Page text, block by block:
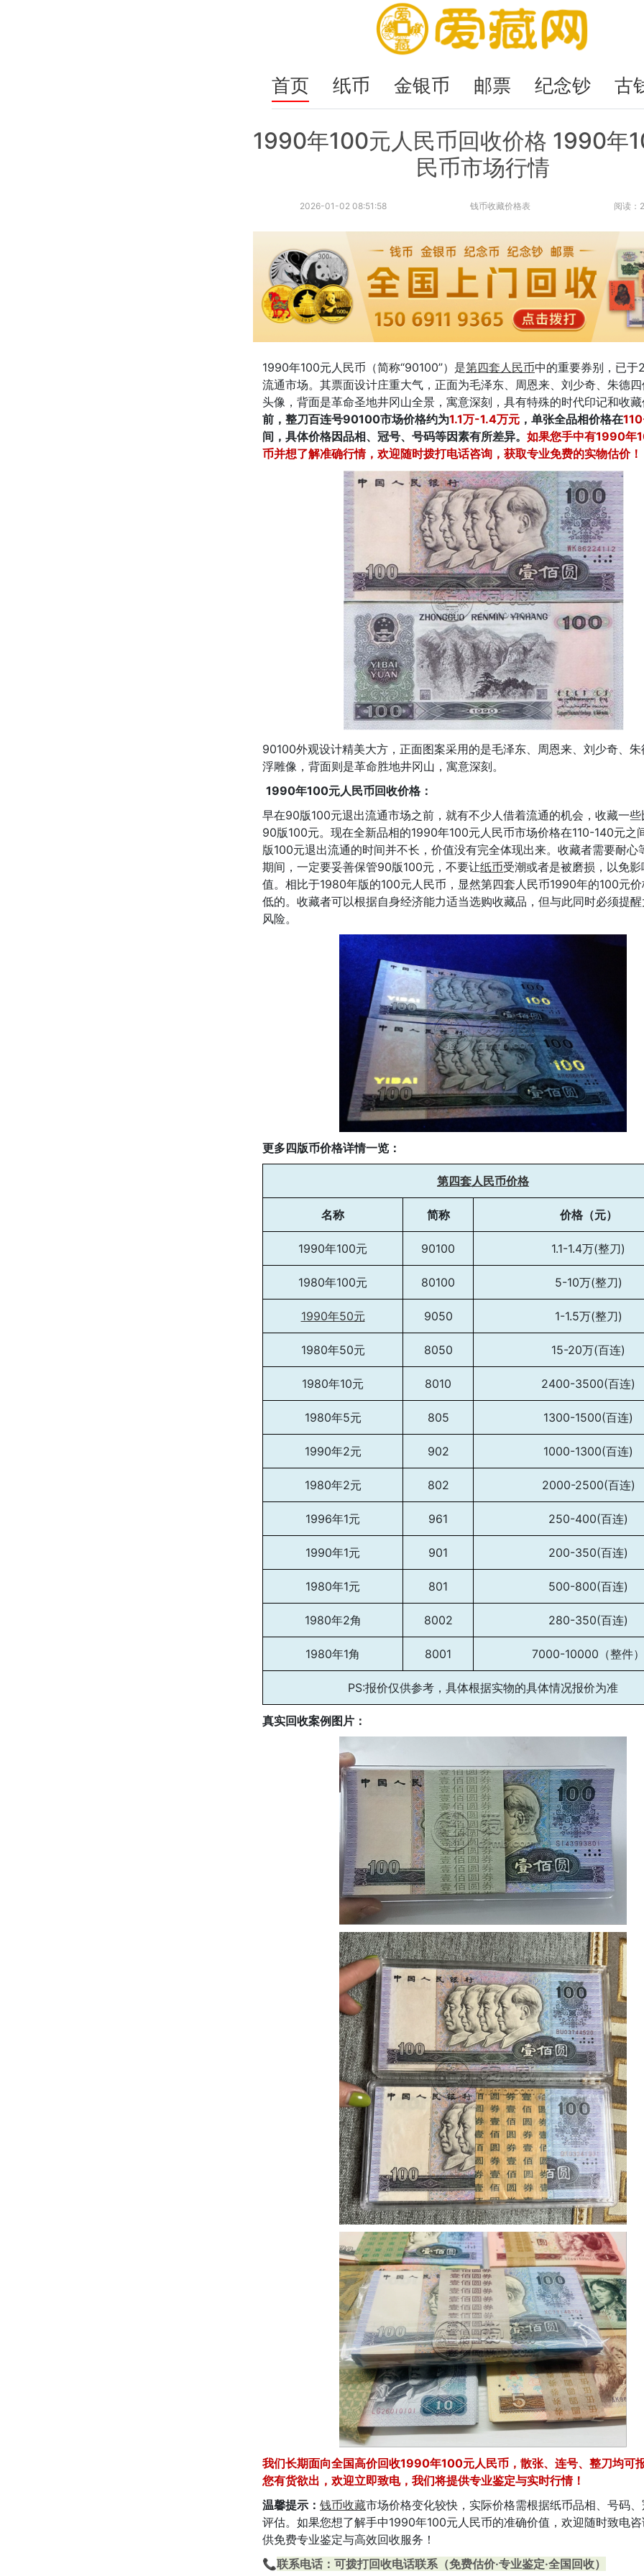
首页 纸币 金银币 邮票 纪念钞 古
1990年100元人民币回收价格 1990年
民币市场行情
2026-01-02 08:51:58 钱币收藏价格表 阅读：
1990年100元人民币（简称“90100”）是第四套人民币中的重要券别，已于
流通市场。其票面设计庄重大气，正面为毛泽东、周恩来、刘少奇、朱德
头像，背面是革命圣地井冈山全景，寓意深刻，具有特殊的时代印记和收
前，整刀百连号90100市场价格约为1.1万-1.4万元 ，单张全品相价格在
间，具体价格因品相、冠号、号码等因素有所差异。 如果您手中有1990年
币并想了解准确行情，欢迎随时拨打电话咨询，获取专业免费的实物估价！
90100外观设计精美大方，正面图案采用的是毛泽东、周恩来、刘少奇、
浮雕像，背面则是革命胜地井冈山，寓意深刻。
1990年100元人民币回收价格：
早在90版100元退出流通市场之前，就有不少人借着流通的机会，收藏一
90版100元。现在全新品相的1990年100元人民币市场价格在110-140元之
版100元退出流通的时间并不长，价值没有完全体现出来。收藏者需要耐心
期间，一定要妥善保管90版100元，不要让纸币受潮或者是被磨损，以免
值。相比于1980年版的100元人民币，显然第四套人民币1990年的100元
低的。收藏者可以根据自身经济能力适当选购收藏品，但与此同时必须提
风险。
更多四版币价格详情一览：
第四套人民币价格
名称 简称 价格（元）
1990年100元 90100 1.1-1.4万(整刀)
1980年100元 80100 5-10万(整刀)
1990年50元 9050 1-1.5万(整刀)
1980年50元 8050 15-20万(百连)
1980年10元 8010 2400-3500(百连)
1980年5元 805 1300-1500(百连)
1990年2元 902 1000-1300(百连)
1980年2元 802 2000-2500(百连)
1996年1元 961 250-400(百连)
1990年1元 901 200-350(百连)
1980年1元 801 500-800(百连)
1980年2角 8002 280-350(百连)
1980年1角 8001 7000-10000（整件）
PS:报价仅供参考，具体根据实物的具体情况报价为准
真实回收案例图片：
我们长期面向全国高价回收1990年100元人民币，散张、连号、整刀均可
您有货欲出，欢迎立即致电，我们将提供专业鉴定与实时行情！
温馨提示： 钱币收藏市场价格变化较快，实际价格需根据纸币品相、号码
评估。如果您想了解手中1990年100元人民币的准确价值，欢迎随时致电
供免费专业鉴定与高效回收服务！
📞联系电话：可拨打回收电话联系（免费估价·专业鉴定·全国回收）